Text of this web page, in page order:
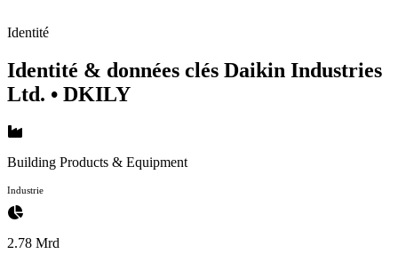
Identité
Identité & données clés Daikin Industries
Ltd. • DKILY
Building Products & Equipment
Industrie
2.78 Mrd